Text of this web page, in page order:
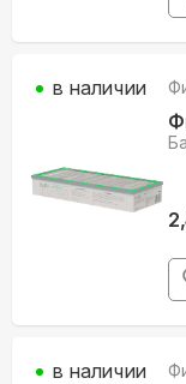
в наличии
в наличии